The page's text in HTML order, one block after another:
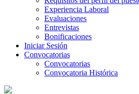
Experiencia Laboral
Evaluaciones
Entrevistas
Bonificaciones
Iniciar Sesión
Convocatorias
Convocatorias
Convocatoria Histórica